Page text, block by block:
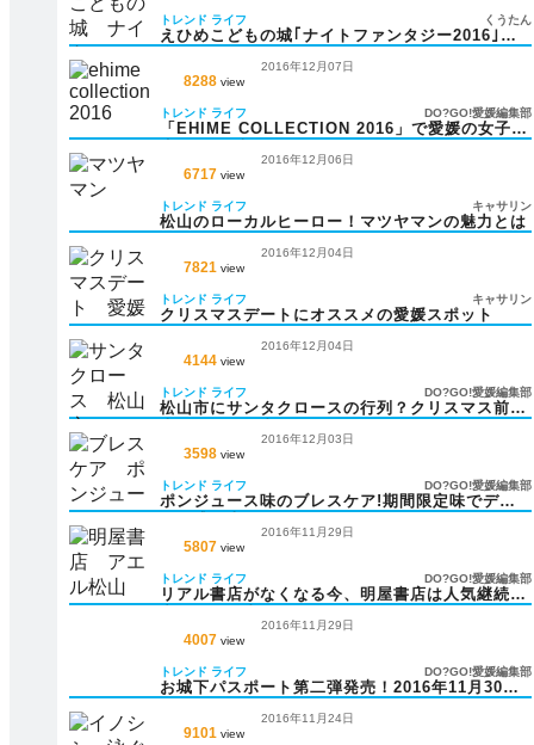
えひめこどもの城｢ナイトファンタジー2016｣を
トレンド ライフ くうたん
8288 view
2016年12月07日
「EHIME COLLECTION 2016」で愛媛の女子大
トレンド ライフ DO?GO!愛媛編集部
6717 view
2016年12月06日
松山のローカルヒーロー！マツヤマンの魅力とは
トレンド ライフ キャサリン
7821 view
2016年12月04日
クリスマスデートにオススメの愛媛スポット
トレンド ライフ キャサリン
4144 view
2016年12月04日
松山市にサンタクロースの行列？クリスマス前に
トレンド ライフ DO?GO!愛媛編集部
3598 view
2016年12月03日
ポンジュース味のブレスケア!期間限定味でデー
トレンド ライフ DO?GO!愛媛編集部
5807 view
2016年11月29日
リアル書店がなくなる今、明屋書店は人気継続
トレンド ライフ DO?GO!愛媛編集部
4007 view
2016年11月29日
お城下パスポート第二弾発売！2016年11月30日
トレンド ライフ DO?GO!愛媛編集部
9101 view
2016年11月24日